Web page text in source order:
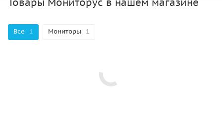
Все 1 Мониторы 1